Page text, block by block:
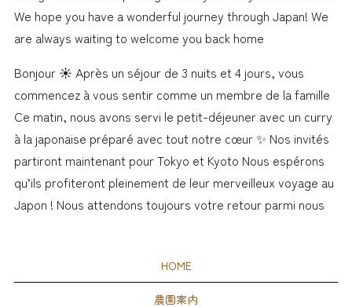
We hope you have a wonderful journey through Japan! We
are always waiting to welcome you back home
Bonjour ☀️ Après un séjour de 3 nuits et 4 jours, vous
commencez à vous sentir comme un membre de la famille
Ce matin, nous avons servi le petit-déjeuner avec un curry
à la japonaise préparé avec tout notre cœur ✨ Nos invités
partiront maintenant pour Tokyo et Kyoto Nous espérons
qu’ils profiteront pleinement de leur merveilleux voyage au
Japon ! Nous attendons toujours votre retour parmi nous
HOME
農園案内